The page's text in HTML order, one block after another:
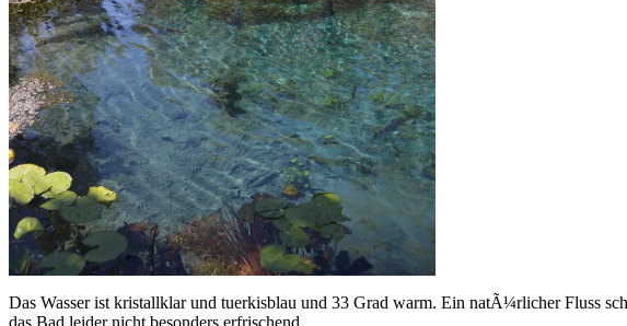
Das Wasser ist kristallklar und tuerkisblau und 33 Grad warm. Ein natÃ¼rlicher Fluss
das Bad leider nicht besonders erfrischend.